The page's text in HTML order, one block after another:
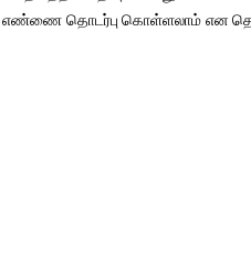
எண்ணை தொடர்பு கொள்ளலாம் என